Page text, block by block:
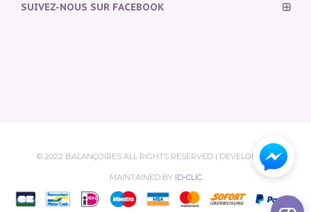
SUIVEZ-NOUS SUR FACEBOOK
© 2022 BALANÇOIRES ALL RIGHTS RESERVED | DEVELOPED &
MAINTAINED BY ID-CLIC